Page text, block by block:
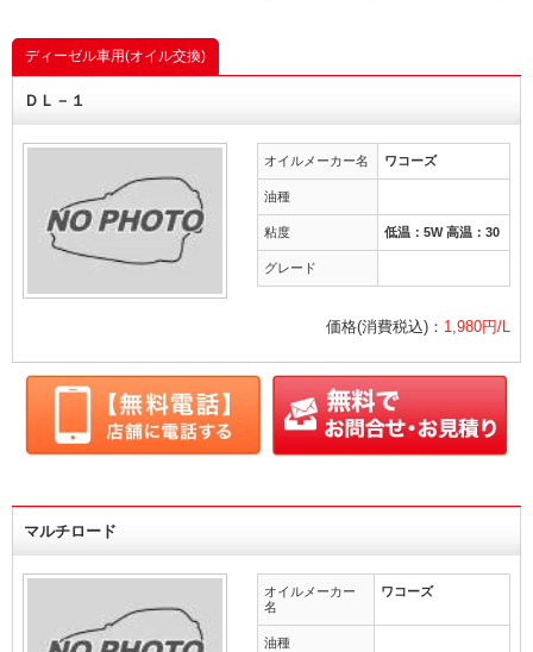
ディーゼル車用(オイル交換)
ＤＬ－１
オイルメーカー名 ワコーズ
油種
粘度 低温：5W 高温：30
グレード
価格(消費税込)： 1,980円/L
マルチロード
オイルメーカー
名
ワコーズ
油種